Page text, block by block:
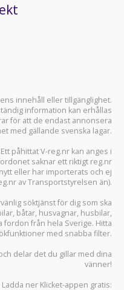
innehåll eller tillgänglighet.
information kan erhållas
för att de endast annonsera
med gällande svenska lagar.
påhittat V-reg.nr kan anges i
saknar ett riktigt reg.nr
eller har importerats och ej
av Transportstyrelsen än).
söktjänst för dig som ska
, båtar, husvagnar, husbilar,
fordon från hela Sverige. Hitta
med snabba filter.
delar det du gillar med dina
vänner!
Ladda ner Klicket-appen gratis: